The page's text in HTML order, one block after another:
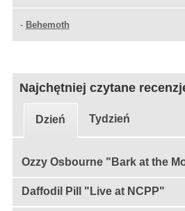
- Behemoth
Najchętniej czytane
Dzień Tydzień
Ozzy Osbourne "Bark at the
Daffodil Pill "Live at NCPP"